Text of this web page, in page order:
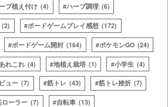
ブ植え付け (4) ハーブ調理 (6)
(2) ボードゲームプレイ感想 (172)
ボードゲーム開封 (164) ポケモンGO (24)
れこれ (4) 地植え栽培 (1) 小学生 (4)
ュー (7) 筋トレ (43) 筋トレ挫折 (7)
ローラー (7) 自転車 (13)